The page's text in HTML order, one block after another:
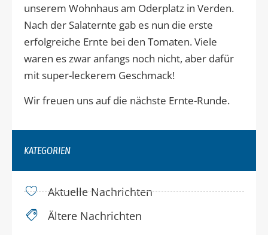
unserem Wohnhaus am Oderplatz in Verden.
Nach der Salaternte gab es nun die erste
erfolgreiche Ernte bei den Tomaten. Viele
waren es zwar anfangs noch nicht, aber dafür
mit super-leckerem Geschmack!
Wir freuen uns auf die nächste Ernte-Runde.
KATEGORIEN
Aktuelle Nachrichten
Ältere Nachrichten